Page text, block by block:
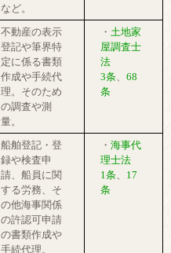
など。
不動産の表示
登記や筆界特
定に係る書類
作成や手続代
理。そのため
の調査や測
量。
・ 土地家
屋調査士
法
3条
68
条
船舶登記・登
録や検査申
請、船員に関
する労務、そ
の他海事関係
の許認可申請
の書類作成や
手続代理。
・ 海事代
理士法
1条
17
条